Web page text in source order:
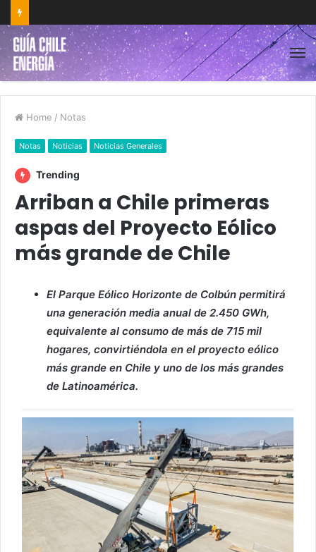
Home / Notas
Notas Noticias Noticias Generales
Trending
Arriban a Chile primeras
aspas del Proyecto Eólico
más grande de Chile
El Parque Eólico Horizonte de Colbún permitirá
una generación media anual de 2.450 GWh,
equivalente al consumo de más de 715 mil
hogares, convirtiéndola en el proyecto eólico
más grande en Chile y uno de los más grandes
de Latinoamérica.